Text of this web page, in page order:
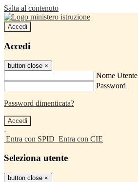
Salta al contenuto
Accedi
Accedi
button close ×
Nome Utente
Password
Password dimenticata?
-
Entra con SPID Entra con CIE
Seleziona utente
button close ×